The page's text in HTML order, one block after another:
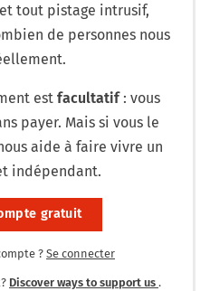
tout pistage intrusif,
de personnes nous
est facultatif: vous
payer. Mais si vous le
aide à faire vivre un
indépendant.
gratuit
? Se connecter
Discover ways to support us .